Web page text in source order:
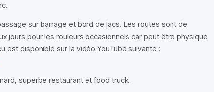
sur barrage et bord de lacs. Les routes sont de
jours pour les rouleurs occasionnels car peut être physique
est disponible sur la vidéo YouTube suivante :
superbe restaurant et food truck.